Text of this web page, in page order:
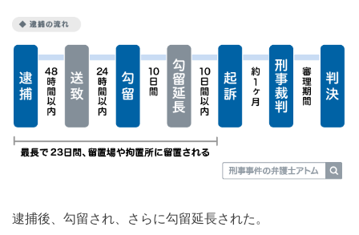
逮捕後、勾留され、さらに勾留延長された。